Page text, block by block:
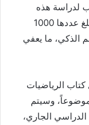
لدراسة هذه
المادة، ولا يمثل عبئاً بما يتضمنه من صفحات يبلغ عددها 1000
الذكي، ما يعفي
الرياضيات
التاسع (مسار متقدم)، الذي يتضمن 14 موضوعاً، وسيتم
الدراسي الجاري،